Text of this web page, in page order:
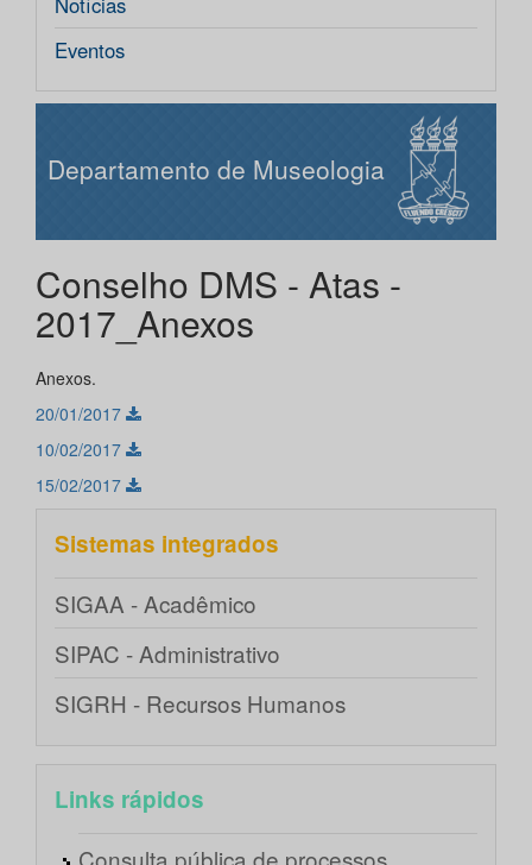
Eventos
Departamento de Museologia
Conselho DMS - Atas -
2017_Anexos
Anexos.
20/01/2017
10/02/2017
15/02/2017
Sistemas integrados
SIGAA - Acadêmico
SIPAC - Administrativo
SIGRH - Recursos Humanos
Links rápidos